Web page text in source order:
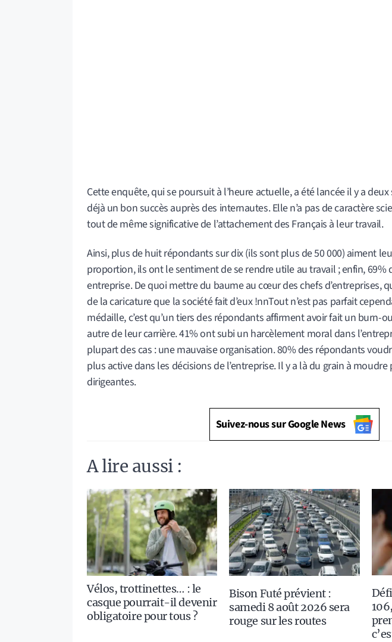
Cette enquête, qui se poursuit à l’heure actuelle, a été lancée il y a
déjà un bon succès auprès des internautes. Elle n’a pas de caractère
tout de même significative de l’attachement des Français à leur travail.
Ainsi, plus de huit répondants sur dix (ils sont plus de 50 000) aiment
proportion, ils ont le sentiment de se rendre utile au travail ; enfin, 69%
entreprise. De quoi mettre du baume au cœur des chefs d’entreprises,
de la caricature que la société fait d’eux !nnTout n’est pas parfait
médaille, c’est qu’un tiers des répondants affirment avoir fait un burn-
autre de leur carrière. 41% ont subi un harcèlement moral dans
plupart des cas : une mauvaise organisation. 80% des répondants
plus active dans les décisions de l’entreprise. Il y a là du grain à
dirigeantes.
Suivez-nous sur Google News
A lire aussi :
Vélos, trottinettes… : le
casque pourrait-il devenir
obligatoire pour tous ?
Bison Futé prévient :
samedi 8 août 2026 sera
rouge sur les routes